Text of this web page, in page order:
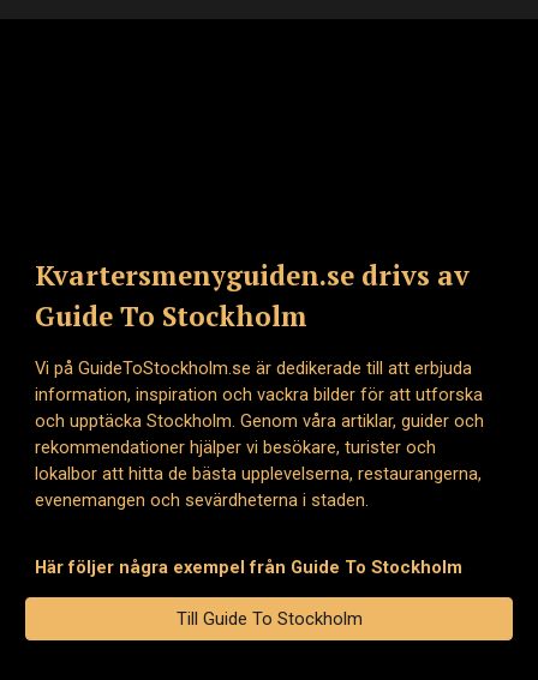
Kvartersmenyguiden.se drivs av
Guide To Stockholm
Vi på GuideToStockholm.se är dedikerade till att erbjuda
information, inspiration och vackra bilder för att utforska
och upptäcka Stockholm. Genom våra artiklar, guider och
rekommendationer hjälper vi besökare, turister och
lokalbor att hitta de bästa upplevelserna, restaurangerna,
evenemangen och sevärdheterna i staden.
Här följer några exempel från Guide To Stockholm
Till Guide To Stockholm